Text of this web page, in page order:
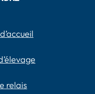
relais